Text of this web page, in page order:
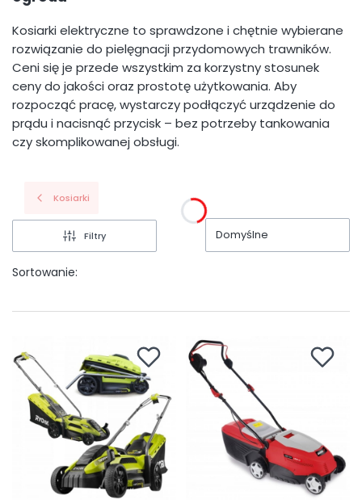
Kosiarki elektryczne to sprawdzone i chętnie wybierane
rozwiązanie do pielęgnacji przydomowych trawników.
Ceni się je przede wszystkim za korzystny stosunek
ceny do jakości oraz prostotę użytkowania. Aby
rozpocząć pracę, wystarczy podłączyć urządzenie do
prądu i nacisnąć przycisk – bez potrzeby tankowania
czy skomplikowanej obsługi.
Kosiarki
Filtry
Sortowanie:
Domyślne